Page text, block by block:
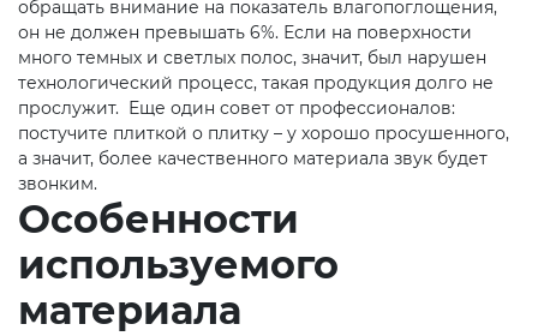
обращать внимание на показатель влагопоглощения,
он не должен превышать 6%. Если на поверхности
много темных и светлых полос, значит, был нарушен
технологический процесс, такая продукция долго не
прослужит. Еще один совет от профессионалов:
постучите плиткой о плитку – у хорошо просушенного,
а значит, более качественного материала звук будет
звонким.
Особенности
используемого
материала